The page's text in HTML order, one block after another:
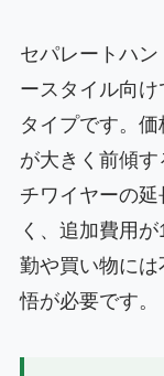
セパレートハ
ースタイル向
タイプです。
が大きく前傾
チワイヤーの
く、追加費用
勤や買い物に
悟が必要です。